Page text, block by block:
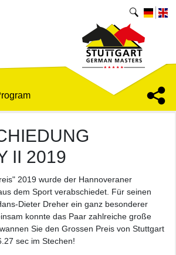
II 2019
2019 wurde der Hannoveraner
dem Sport verabschiedet. Für seinen
Dieter Dreher ein ganz besonderer
konnte das Paar zahlreiche große
Sie den Grossen Preis von Stuttgart
sec im Stechen!